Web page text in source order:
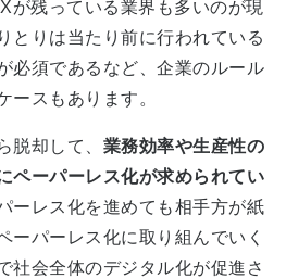
が残っている業界も多いのが現
とりは当たり前に行われている
必須であるなど、企業のルール
ースもあります。
脱却して、 業務効率や生産性の
ペーパーレス化が求められてい
ーレス化を進めても相手方が紙
ーパーレス化に取り組んでいく
社会全体のデジタル化が促進さ